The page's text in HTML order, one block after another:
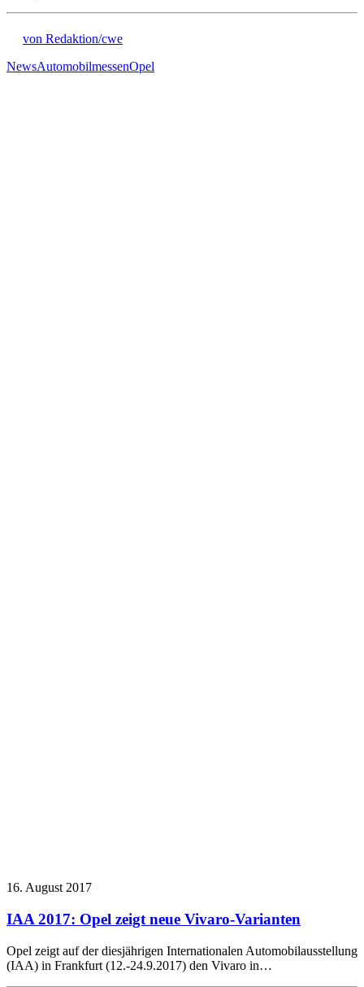
von Redaktion/cwe
NewsAutomobilmessenOpel
16. August 2017
IAA 2017: Opel zeigt neue Vivaro-Varianten
Opel zeigt auf der diesjährigen Internationalen Automobilausstellung
(IAA) in Frankfurt (12.-24.9.2017) den Vivaro in…